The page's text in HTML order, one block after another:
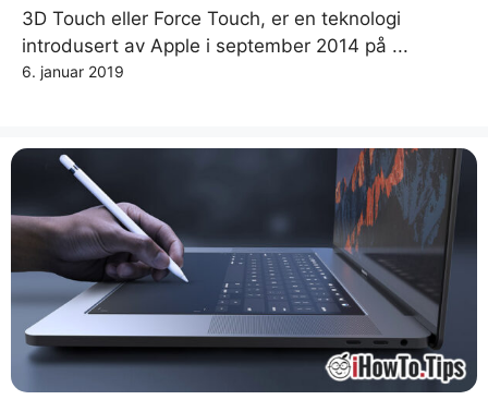
3D Touch eller Force Touch, er en teknologi
introdusert av Apple i september 2014 på ...
6. januar 2019